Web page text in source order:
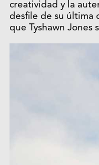
creatividad y la
desfile de su última
que Tyshawn Jones